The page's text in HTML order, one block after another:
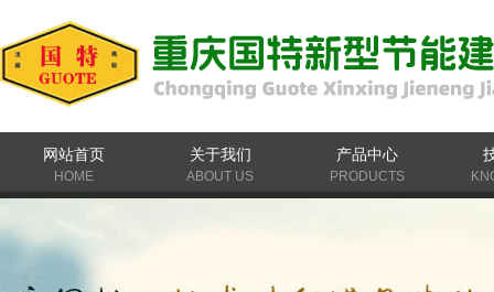
网站首页 关于我们 产品中心
HOME ABOUT US PRODUCTS